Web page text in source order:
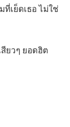
เย็ดเธอ ไม่ใช่
ยวๆ ยอดฮิต